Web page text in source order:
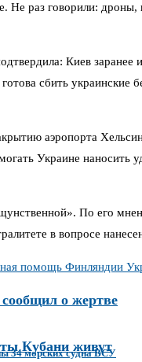
Не раз говорили:
Киев
сбить украинские
аэропорта
Украине
По его
в вопросе
помощь Финляндии
о жертве
Кубани живут
34 морских судна ВСУ